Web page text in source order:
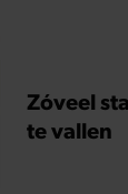
Zóveel
te vallen